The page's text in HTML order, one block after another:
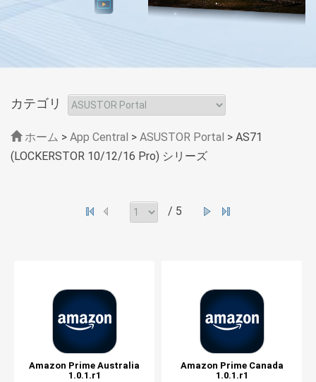
カテゴリ
ホーム > App Central > ASUSTOR Portal > AS71
(LOCKERSTOR 10/12/16 Pro) シリーズ
/ 5
Amazon Prime Australia
1.0.1.r1
Amazon Prime Canada
1.0.1.r1